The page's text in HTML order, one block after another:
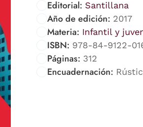
Editorial: Santillana
Año de edición: 2017
Materia: Infantil y
ISBN: 978-84-9122-
Páginas: 312
Encuadernación: